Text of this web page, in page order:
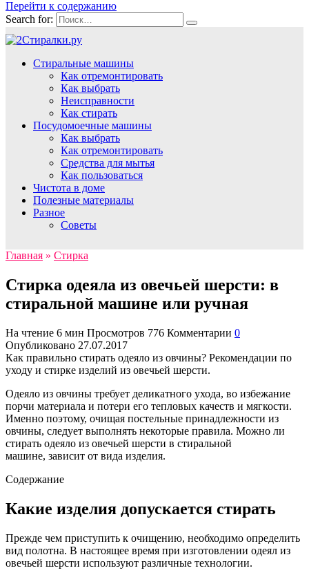
Перейти к содержанию
Search for:
Стиральные машины
Как отремонтировать
Как выбрать
Неисправности
Как стирать
Посудомоечные машины
Как выбрать
Как отремонтировать
Средства для мытья
Как пользоваться
Чистота в доме
Полезные материалы
Разное
Советы
Главная » Стирка
Стирка одеяла из овечьей шерсти: в
стиральной машине или ручная
На чтение 6 мин Просмотров 776 Комментарии 0
Опубликовано 27.07.2017
Как правильно стирать одеяло из овчины? Рекомендации по
уходу и стирке изделий из овечьей шерсти.
Одеяло из овчины требует деликатного ухода, во избежание
порчи материала и потери его тепловых качеств и мягкости.
Именно поэтому, очищая постельные принадлежности из
овчины, следует выполнять некоторые правила. Можно ли
стирать одеяло из овечьей шерсти в стиральной
машине, зависит от вида изделия.
Содержание
Какие изделия допускается стирать
Прежде чем приступить к очищению, необходимо определить
вид полотна. В настоящее время при изготовлении одеял из
овечьей шерсти используют различные технологии.